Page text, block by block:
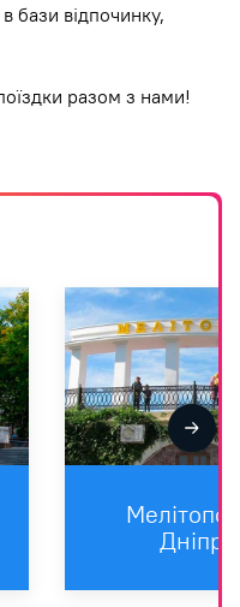
бази відпочинку,
разом з нами!
Дніпро